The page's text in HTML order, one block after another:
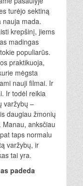
turėjo sektiną
nauja mada.
krepšinį, jiems
madingas
populiarūs.
praktikuoja,
mėgsta
nauji filmai. Ir
Ir todėl reikia
varžybų –
daugiau žmonių
Manau, anksčiau
taps normalu
varžybų, ir
tai yra.
padeda